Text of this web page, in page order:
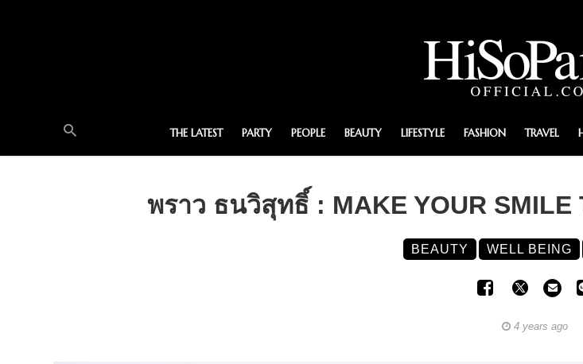
THE LATEST PARTY PEOPLE BEAUTY LIFESTYLE FASHION TRAVEL
พราว ธนวิสุทธิ์ : MAKE YOUR SMILE
BEAUTY WELL BEING
4 years ago